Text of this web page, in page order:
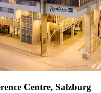
Centre, Salzburg